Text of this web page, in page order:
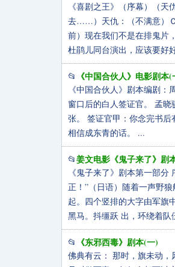
《喜剧之王》（序幕）（
去……）天仇：（不满意）
前）现在我们不是在排鬼片
杜鹃儿同台演出，应该要好
📂 《中国合伙人》电影剧本(
《中国合伙人》剧本编剧
窗口后的白人签证官。 孟
张。 签证官甲：你念完书
相信成东青的话。 ...
📂姜文电影《鬼子来了》剧
《鬼子来了》剧本第一部
正！”（日语）随着一声野
起。四个竖排的大字由军旗
黑马。抖缰跃 出，环绕着
📂 《东邪西毒》剧本(一)
佛典有云： 那时，旗未动